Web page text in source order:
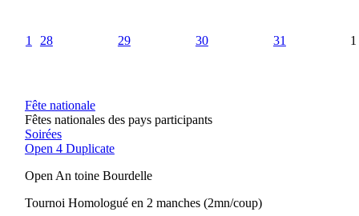
1 28 29 30 31 1
Fête nationale
Fêtes nationales des pays participants
Soirées
Open 4 Duplicate
Open An toine Bourdelle
Tournoi Homologué en 2 manches (2mn/coup)